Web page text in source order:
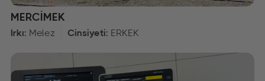
MERCİMEK
Irkı: Melez Cinsiyeti: ERKEK